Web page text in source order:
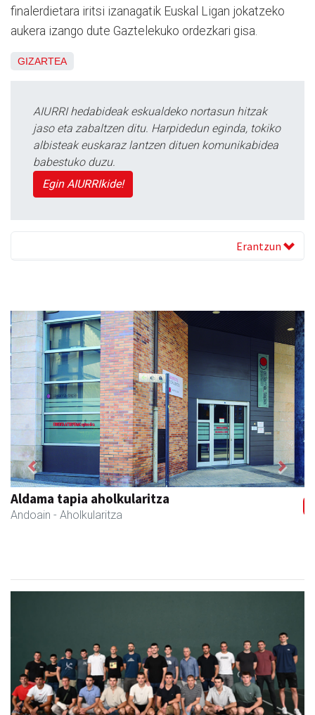
finalerdietara iritsi izanagatik Euskal Ligan jokatzeko
aukera izango dute Gaztelekuko ordezkari gisa.
GIZARTEA
AIURRI hedabideak eskualdeko nortasun hitzak
jaso eta zabaltzen ditu. Harpidedun eginda, tokiko
albisteak euskaraz lantzen dituen komunikabidea
babestuko duzu.
Egin AIURRIkide!
Erantzun
Aldama tapia aholkularitza
Andoain - Aholkularitza
Previous Next